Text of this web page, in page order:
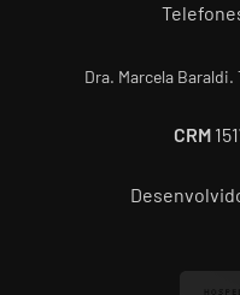
Dra. Marcela
CRM